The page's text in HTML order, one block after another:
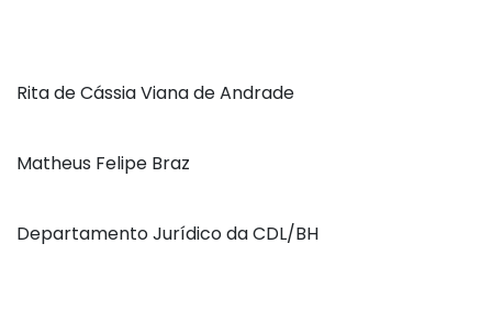
Rita de Cássia Viana de Andrade
Matheus Felipe Braz
Departamento Jurídico da CDL/BH